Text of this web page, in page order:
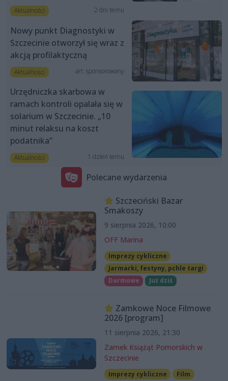
Aktualności 2 dni temu
Nowy punkt Diagnostyki w
Szczecinie otworzył się wraz z
akcją profilaktyczną
Aktualności art. sponsorowany
Urzędniczka skarbowa w
ramach kontroli opalała się w
solarium w Szczecinie. „10
minut relaksu na koszt
podatnika”
Aktualności 1 dzień temu
Polecane wydarzenia
Szczeciński Bazar
Smakoszy
9 sierpnia 2026, 10:00
OFF Marina
Imprezy cykliczne
Jarmarki, festyny, pchle targi
Darmowe
Już dziś
Zamkowe Noce Filmowe
2026 [program]
11 sierpnia 2026, 21:30
Zamek Książąt Pomorskich w
Szczecinie
Imprezy cykliczne
Film